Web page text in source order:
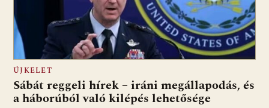
ÚJKELET
Sábát reggeli hírek – iráni megállapodás, és
a háborúból való kilépés lehetősége